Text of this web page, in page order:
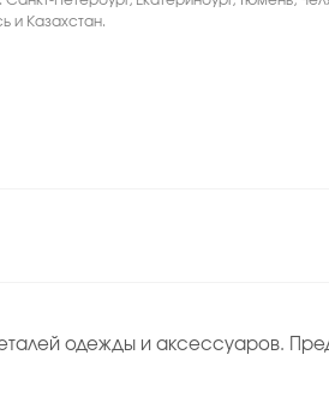
и Казахстан.
одежды и аксессуаров.